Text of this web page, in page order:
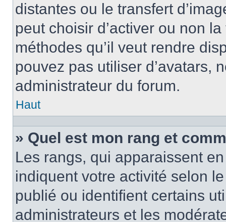
distantes ou le transfert
peut choisir d’activer ou non
méthodes qu’il veut rendre
pouvez pas utiliser d’avatars,
administrateur du forum.
Haut
» Quel est mon rang et
Les rangs, qui apparaissent
indiquent votre activité selon
publié ou identifient certains
administrateurs et les